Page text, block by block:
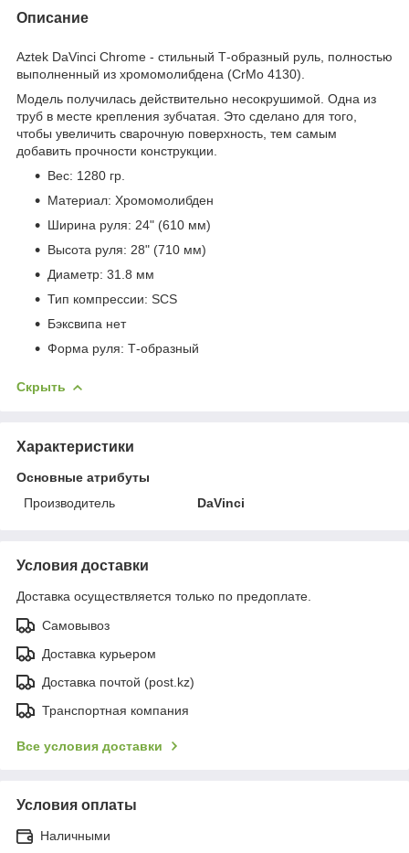
Описание
Aztek DaVinci Chrome - стильный Т-образный руль, полностью
выполненный из хромомолибдена (CrMo 4130).
Модель получилась действительно несокрушимой. Одна из
труб в месте крепления зубчатая. Это сделано для того,
чтобы увеличить сварочную поверхность, тем самым
добавить прочности конструкции.
Вес: 1280 гр.
Материал: Хромомолибден
Ширина руля: 24" (610 мм)
Высота руля: 28" (710 мм)
Диаметр: 31.8 мм
Тип компрессии: SCS
Бэксвипа нет
Форма руля: Т-образный
Скрыть
Характеристики
Основные атрибуты
Производитель
DaVinci
Условия доставки
Доставка осуществляется только по предоплате.
Самовывоз
Доставка курьером
Доставка почтой (post.kz)
Транспортная компания
Все условия доставки
Условия оплаты
Наличными